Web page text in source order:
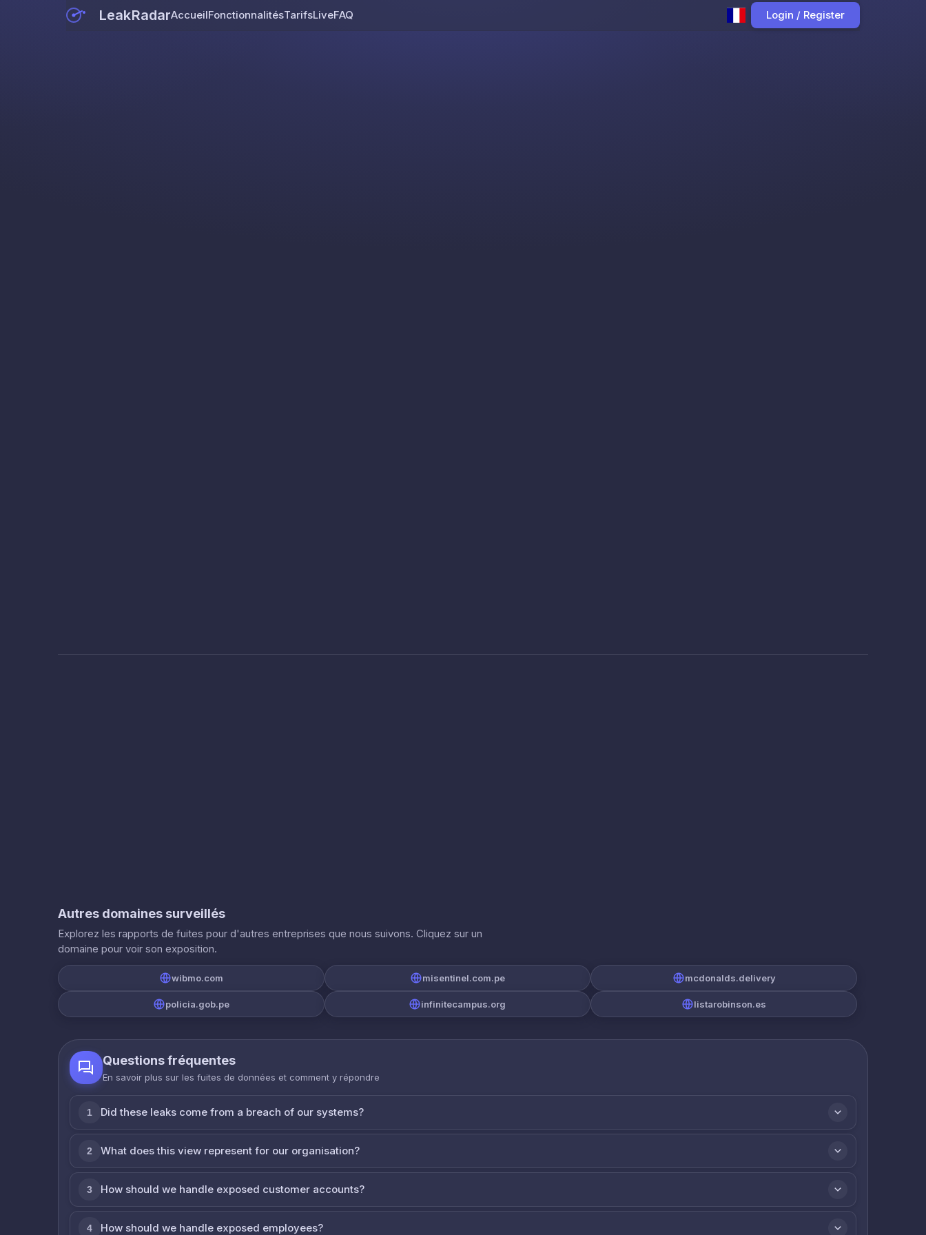
LeakRadarAccueilFonctionnalitésTarifsLiveFAQ Login / Register
Autres domaines surveillés
Explorez les rapports de fuites pour d'autres entreprises que nous suivons. Cliquez sur un
domaine pour voir son exposition.
wibmo.com misentinel.com.pe mcdonalds.delivery
policia.gob.pe infinitecampus.org listarobinson.es
Questions fréquentes
En savoir plus sur les fuites de données et comment y répondre
1 Did these leaks come from a breach of our systems?
2 What does this view represent for our organisation?
3 How should we handle exposed customer accounts?
4 How should we handle exposed employees?